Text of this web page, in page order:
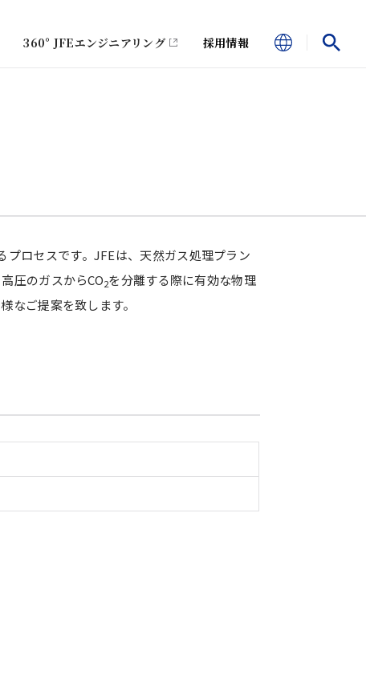
360° JFEエンジニアリング 採用情報
プロセスです。JFEは、天然ガス処理プラン
圧のガスからCO2を分離する際に有効な物理
なご提案を致します。